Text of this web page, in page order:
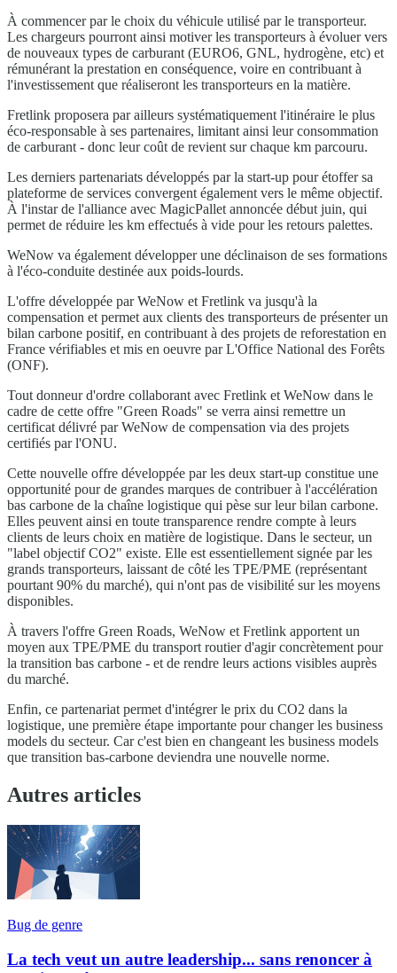
À commencer par le choix du véhicule utilisé par le transporteur.
Les chargeurs pourront ainsi motiver les transporteurs à évoluer vers
de nouveaux types de carburant (EURO6, GNL, hydrogène, etc) et
rémunérant la prestation en conséquence, voire en contribuant à
l'investissement que réaliseront les transporteurs en la matière.
Fretlink proposera par ailleurs systématiquement l'itinéraire le plus
éco-responsable à ses partenaires, limitant ainsi leur consommation
de carburant - donc leur coût de revient sur chaque km parcouru.
Les derniers partenariats développés par la start-up pour étoffer sa
plateforme de services convergent également vers le même objectif.
À l'instar de l'alliance avec MagicPallet annoncée début juin, qui
permet de réduire les km effectués à vide pour les retours palettes.
WeNow va également développer une déclinaison de ses formations
à l'éco-conduite destinée aux poids-lourds.
L'offre développée par WeNow et Fretlink va jusqu'à la
compensation et permet aux clients des transporteurs de présenter un
bilan carbone positif, en contribuant à des projets de reforestation en
France vérifiables et mis en oeuvre par L'Office National des Forêts
(ONF).
Tout donneur d'ordre collaborant avec Fretlink et WeNow dans le
cadre de cette offre "Green Roads" se verra ainsi remettre un
certificat délivré par WeNow de compensation via des projets
certifiés par l'ONU.
Cette nouvelle offre développée par les deux start-up constitue une
opportunité pour de grandes marques de contribuer à l'accélération
bas carbone de la chaîne logistique qui pèse sur leur bilan carbone.
Elles peuvent ainsi en toute transparence rendre compte à leurs
clients de leurs choix en matière de logistique. Dans le secteur, un
"label objectif CO2" existe. Elle est essentiellement signée par les
grands transporteurs, laissant de côté les TPE/PME (représentant
pourtant 90% du marché), qui n'ont pas de visibilité sur les moyens
disponibles.
À travers l'offre Green Roads, WeNow et Fretlink apportent un
moyen aux TPE/PME du transport routier d'agir concrètement pour
la transition bas carbone - et de rendre leurs actions visibles auprès
du marché.
Enfin, ce partenariat permet d'intégrer le prix du CO2 dans la
logistique, une première étape importante pour changer les business
models du secteur. Car c'est bien en changeant les business models
que transition bas-carbone deviendra une nouvelle norme.
Autres articles
Bug de genre
La tech veut un autre leadership... sans renoncer à